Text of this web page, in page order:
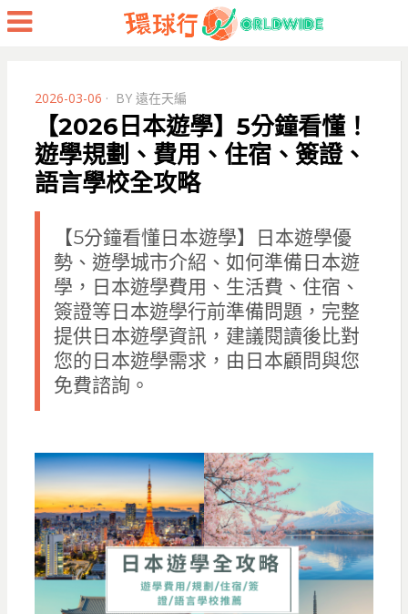
Menu
POSTED
ON
2026-03-06 BY 遠在天編
【2026日本遊學】5分鐘看懂！
遊學規劃、費用、住宿、簽證、
語言學校全攻略
【5分鐘看懂日本遊學】日本遊學優
勢、遊學城市介紹、如何準備日本遊
學，日本遊學費用、生活費、住宿、
簽證等日本遊學行前準備問題，完整
提供日本遊學資訊，建議閱讀後比對
您的日本遊學需求，由日本顧問與您
免費諮詢。